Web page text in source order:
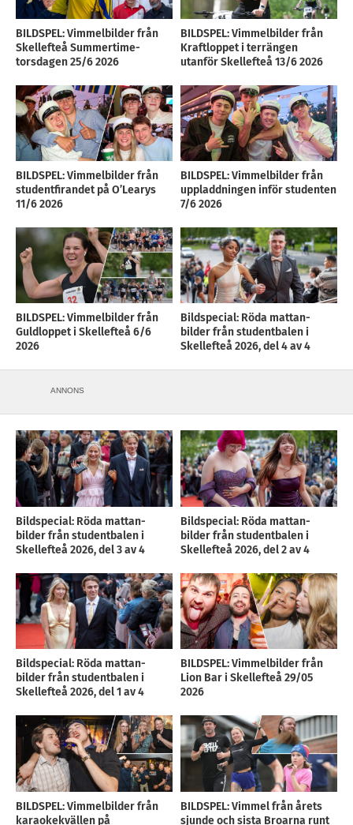
BILDSPEL: Vimmelbilder från
Skellefteå Summertime-
torsdagen 25/6 2026
BILDSPEL: Vimmelbilder från
Kraftloppet i terrängen
utanför Skellefteå 13/6 2026
BILDSPEL: Vimmelbilder från
studentfirandet på O’Learys
11/6 2026
BILDSPEL: Vimmelbilder från
uppladdningen inför studenten
7/6 2026
BILDSPEL: Vimmelbilder från
Guldloppet i Skellefteå 6/6
2026
Bildspecial: Röda mattan-
bilder från studentbalen i
Skellefteå 2026, del 4 av 4
ANNONS
Bildspecial: Röda mattan-
bilder från studentbalen i
Skellefteå 2026, del 3 av 4
Bildspecial: Röda mattan-
bilder från studentbalen i
Skellefteå 2026, del 2 av 4
Bildspecial: Röda mattan-
bilder från studentbalen i
Skellefteå 2026, del 1 av 4
BILDSPEL: Vimmelbilder från
Lion Bar i Skellefteå 29/05
2026
BILDSPEL: Vimmelbilder från
karaokekvällen på
BILDSPEL: Vimmel från årets
sjunde och sista Broarna runt